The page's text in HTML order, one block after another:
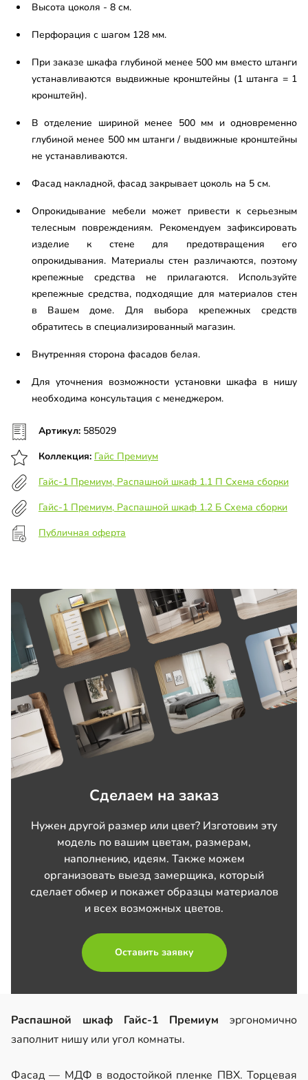
Высота цоколя - 8 см.
Перфорация с шагом 128 мм.
При заказе шкафа глубиной менее 500 мм вместо штанги
устанавливаются выдвижные кронштейны (1 штанга = 1
кронштейн).
В отделение шириной менее 500 мм и одновременно
глубиной менее 500 мм штанги / выдвижные кронштейны
не устанавливаются.
Фасад накладной, фасад закрывает цоколь на 5 см.
Опрокидывание мебели может привести к серьезным
телесным повреждениям. Рекомендуем зафиксировать
изделие к стене для предотвращения его
опрокидывания. Материалы стен различаются, поэтому
крепежные средства не прилагаются. Используйте
крепежные средства, подходящие для материалов стен
в Вашем доме. Для выбора крепежных средств
обратитесь в специализированный магазин.
Внутренняя сторона фасадов белая.
Для уточнения возможности установки шкафа в нишу
необходима консультация с менеджером.
Артикул: 585029
Коллекция: Гайс Премиум
Гайс-1 Премиум, Распашной шкаф 1.1 П Схема сборки
Гайс-1 Премиум, Распашной шкаф 1.2 Б Схема сборки
Публичная оферта
Сделаем на заказ
Нужен другой размер или цвет? Изготовим эту
модель по вашим цветам, размерам,
наполнению, идеям. Также можем
организовать выезд замерщика, который
сделает обмер и покажет образцы материалов
и всех возможных цветов.
Оставить заявку
Распашной шкаф Гайс-1 Премиум эргономично
заполнит нишу или угол комнаты.
Фасад — МДФ в водостойкой пленке ПВХ. Торцевая